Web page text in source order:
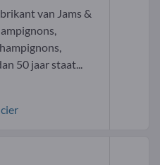
van Jams &
50 jaar staat...